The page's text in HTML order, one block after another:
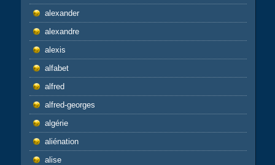
alexander
alexandre
alexis
alfabet
alfred
alfred-georges
algérie
aliénation
alise